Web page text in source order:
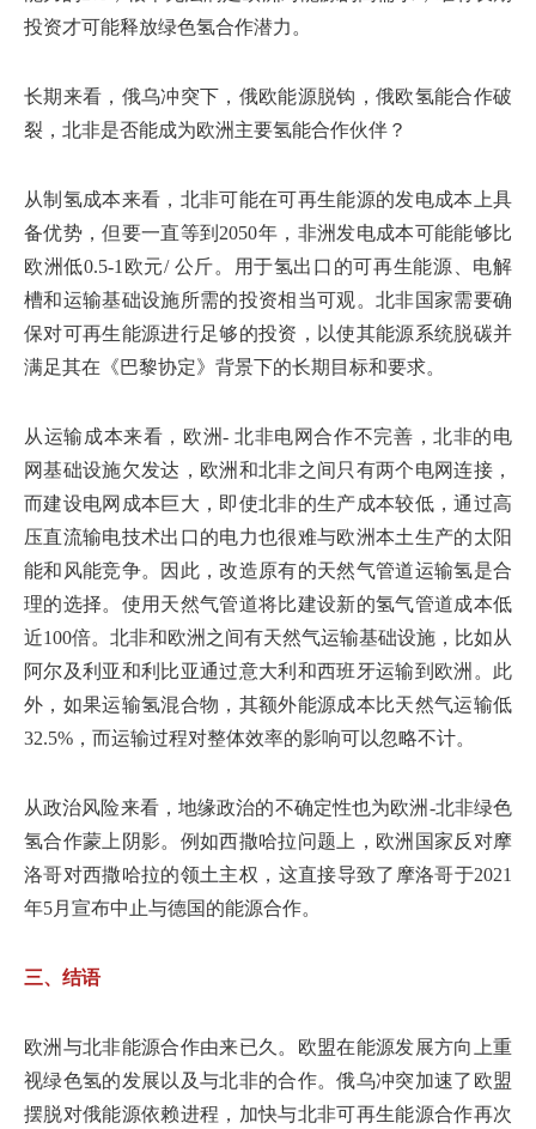
投资才可能释放绿色氢合作潜力。
长期来看，俄乌冲突下，俄欧能源脱钩，俄欧氢能合作破
裂，北非是否能成为欧洲主要氢能合作伙伴？
从制氢成本来看，北非可能在可再生能源的发电成本上具
备优势，但要一直等到2050年，非洲发电成本可能能够比
欧洲低0.5-1欧元/ 公斤。用于氢出口的可再生能源、电解
槽和运输基础设施所需的投资相当可观。北非国家需要确
保对可再生能源进行足够的投资，以使其能源系统脱碳并
满足其在《巴黎协定》背景下的长期目标和要求。
从运输成本来看，欧洲- 北非电网合作不完善，北非的电
网基础设施欠发达，欧洲和北非之间只有两个电网连接，
而建设电网成本巨大，即使北非的生产成本较低，通过高
压直流输电技术出口的电力也很难与欧洲本土生产的太阳
能和风能竞争。因此，改造原有的天然气管道运输氢是合
理的选择。使用天然气管道将比建设新的氢气管道成本低
近100倍。北非和欧洲之间有天然气运输基础设施，比如从
阿尔及利亚和利比亚通过意大利和西班牙运输到欧洲。此
外，如果运输氢混合物，其额外能源成本比天然气运输低
32.5%，而运输过程对整体效率的影响可以忽略不计。
从政治风险来看，地缘政治的不确定性也为欧洲-北非绿色
氢合作蒙上阴影。例如西撒哈拉问题上，欧洲国家反对摩
洛哥对西撒哈拉的领土主权，这直接导致了摩洛哥于2021
年5月宣布中止与德国的能源合作。
三、结语
欧洲与北非能源合作由来已久。欧盟在能源发展方向上重
视绿色氢的发展以及与北非的合作。俄乌冲突加速了欧盟
摆脱对俄能源依赖进程，加快与北非可再生能源合作再次